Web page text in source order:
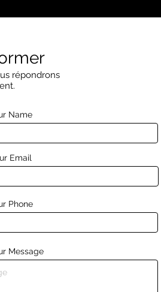
répondrons
Name
Email
Phone
Message